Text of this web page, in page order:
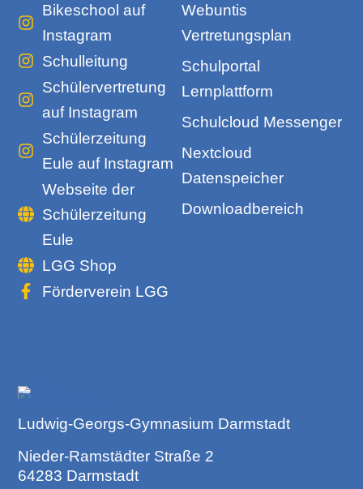
Ludwig-Georgs-Gymnasium Darmstadt
Nieder-Ramstädter Straße 2
64283 Darmstadt
Webuntis
Vertretungsplan
Schulportal
Lernplattform
Schulcloud Messenger
Nextcloud
Datenspeicher
Downloadbereich
Bikeschool auf
Instagram
Schulleitung
Schülervertretung
auf Instagram
Schülerzeitung
Eule auf Instagram
Webseite der
Schülerzeitung
Eule
LGG Shop
Förderverein LGG